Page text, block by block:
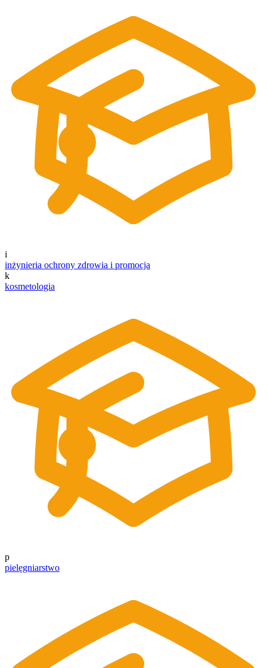
i
inżynieria ochrony zdrowia i promocja
k
kosmetologia
p
pielęgniarstwo